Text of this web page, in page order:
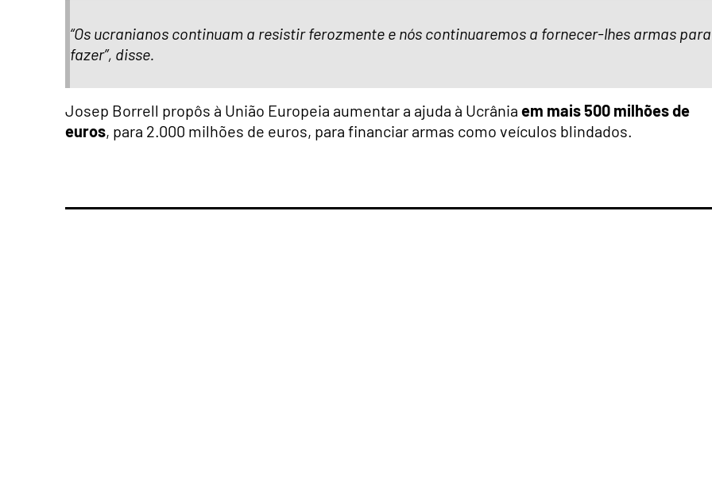
“Os ucranianos continuam a resistir ferozmente e nós continuaremos a fornecer-lhes armas
fazer”, disse.
Josep Borrell propôs à União Europeia aumentar a ajuda à Ucrânia em mais 500 milhões de
euros, para 2.000 milhões de euros, para financiar armas como veículos blindados.